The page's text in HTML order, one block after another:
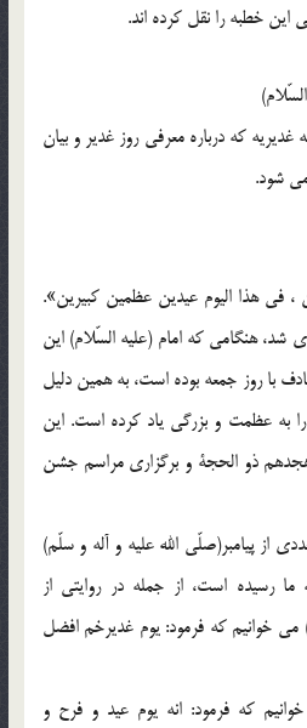
خطبه را نقل كرده اند.
كه درباره معرفى روز غدير و بيان
شود.
، فى هذا اليوم عيدين عظمين كبيرين».
شد، هنگامى كه امام (علیه السّلام) اين
با روز جمعه بوده است، به همين دليل
به عظمت و بزرگى ياد كرده است. اين
ذو الحجة و برگزارى مراسم جشن
از پيامبر(صلّی الله علیه و آله و سلّم)
ما رسيده است، از جمله در روايتى از
مى خوانيم كه فرمود: يوم غديرخم افضل
كه فرمود: انه يوم عيد و فرح و